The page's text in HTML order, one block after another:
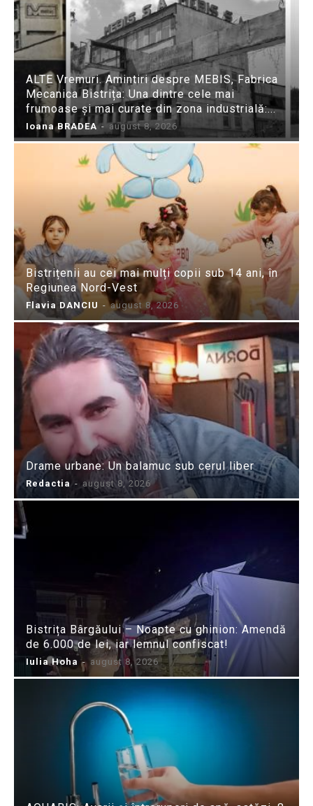
ALTE Vremuri. Amintiri despre MEBIS, Fabrica
Mecanica Bistrița: Una dintre cele mai
frumoase și mai curate din zona industrială:...
Ioana BRADEA - august 8, 2026
Bistrițenii au cei mai mulți copii sub 14 ani, în
Regiunea Nord-Vest
Flavia DANCIU - august 8, 2026
Drame urbane: Un balamuc sub cerul liber
Redactia - august 8, 2026
Bistrița Bârgăului – Noapte cu ghinion: Amendă
de 6.000 de lei, iar lemnul confiscat!
Iulia Hoha - august 8, 2026